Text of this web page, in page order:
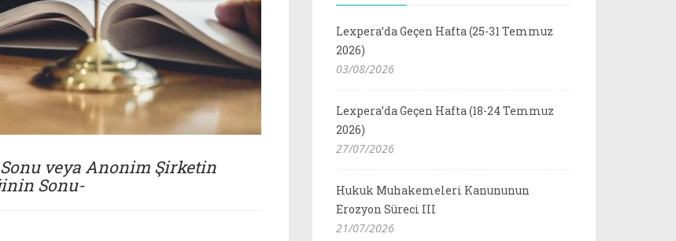
veya Anonim Şirketin
Sonu-
Lexpera’da Geçen Hafta (25-31 Temmuz
2026)
03/08/2026
Lexpera’da Geçen Hafta (18-24 Temmuz
2026)
27/07/2026
Hukuk Muhakemeleri Kanununun
Erozyon Süreci III
21/07/2026